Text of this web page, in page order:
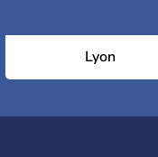
Lyon